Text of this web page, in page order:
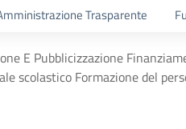
Trasparente
E Pubblicizzazione
scolastico Formazione del